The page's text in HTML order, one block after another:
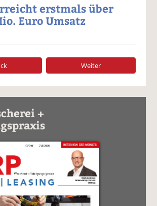
erstmals über
Euro Umsatz
Weiter
+